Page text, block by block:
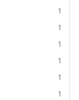
1
1
1
1
1
1